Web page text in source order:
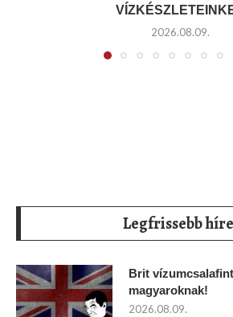
2026.08.09.
Legfrissebb
Brit
magyaroknak!
2026.08.09.